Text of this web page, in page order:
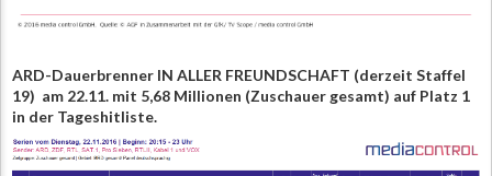
ARD-Dauerbrenner IN ALLER FREUNDSCHAFT (derzeit Staffel
19) am 22.11. mit 5,68 Millionen (Zuschauer gesamt) auf Platz 1
in der Tageshitliste.